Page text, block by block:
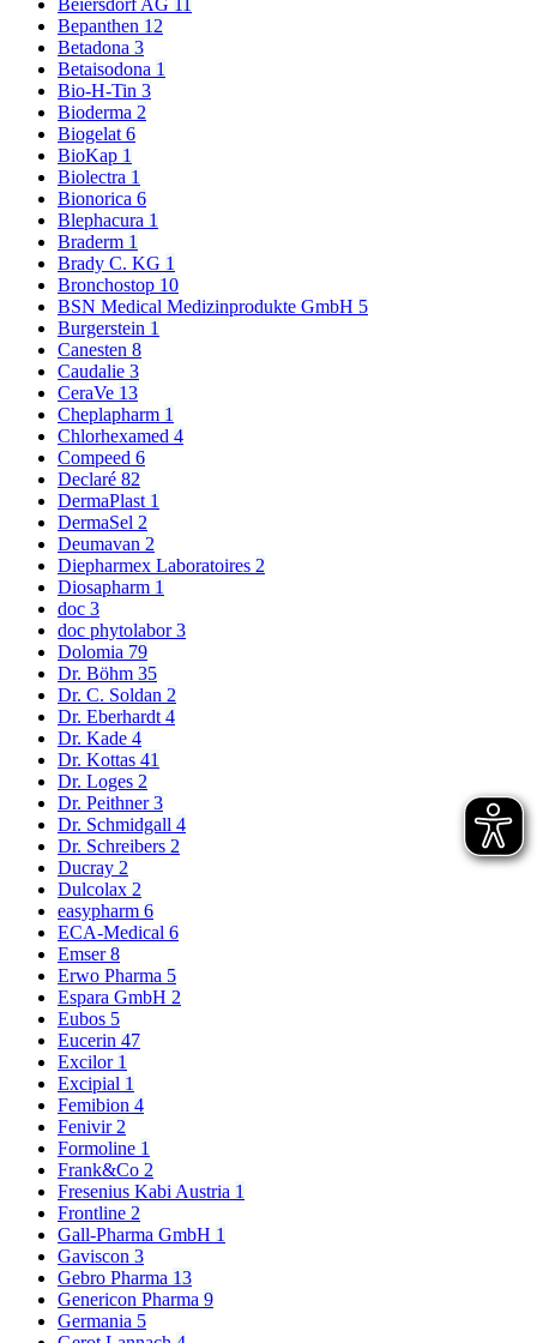
Beiersdorf AG 11
Bepanthen 12
Betadona 3
Betaisodona 1
Bio-H-Tin 3
Bioderma 2
Biogelat 6
BioKap 1
Biolectra 1
Bionorica 6
Blephacura 1
Braderm 1
Brady C. KG 1
Bronchostop 10
BSN Medical Medizinprodukte GmbH 5
Burgerstein 1
Canesten 8
Caudalie 3
CeraVe 13
Cheplapharm 1
Chlorhexamed 4
Compeed 6
Declaré 82
DermaPlast 1
DermaSel 2
Deumavan 2
Diepharmex Laboratoires 2
Diosapharm 1
doc 3
doc phytolabor3
Dolomia 79
Dr. Böhm 35
Dr. C. Soldan 2
Dr. Eberhardt 4
Dr. Kade 4
Dr. Kottas 41
Dr. Loges 2
Dr. Peithner3
Dr. Schmidgall 4
Dr. Schreibers 2
Ducray 2
Dulcolax 2
easypharm 6
ECA-Medical 6
Emser8
Erwo Pharma 5
Espara GmbH 2
Eubos 5
Eucerin 47
Excilor 1
Excipial 1
Femibion 4
Fenivir 2
Formoline 1
Frank&Co 2
Fresenius Kabi Austria 1
Frontline 2
Gall-Pharma GmbH 1
Gaviscon 3
Gebro Pharma 13
Genericon Pharma 9
Germania 5